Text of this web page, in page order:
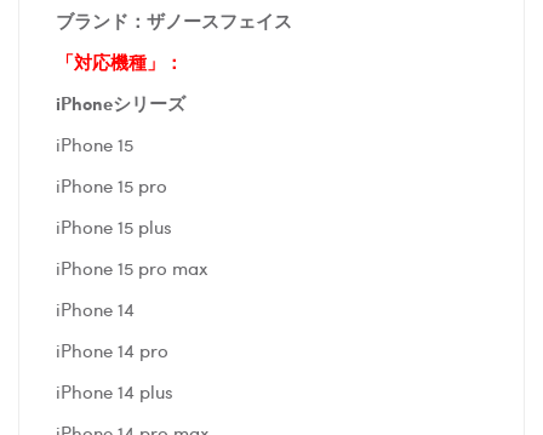
ブランド：ザノースフェイス
「対応機種」：
iPhoneシリーズ
iPhone 15
iPhone 15 pro
iPhone 15 plus
iPhone 15 pro max
iPhone 14
iPhone 14 pro
iPhone 14 plus